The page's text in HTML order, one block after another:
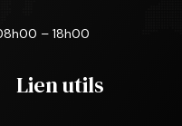
– 18h00
Lien utils